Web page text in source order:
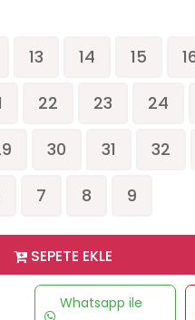
13 14 15
22 23 24
30 31 32
7 8 9
SEPETE EKLE
Whatsapp ile